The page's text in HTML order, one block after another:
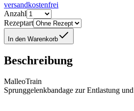
versandkostenfrei
Anzahl
Rezeptart
In den Warenkorb
Beschreibung
MalleoTrain
Sprunggelenkbandage zur Entlastung